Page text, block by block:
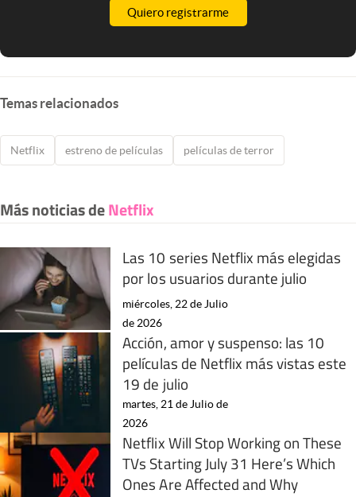
Quiero registrarme
Temas relacionados
Netflix estreno de películas películas de terror
Más noticias deNetflix
Las 10 series Netflix más elegidas
por los usuarios durante julio
miércoles, 22 de Julio
de 2026
Acción, amor y suspenso: las 10
películas de Netflix más vistas este
19 de julio
martes, 21 de Julio de
2026
Netflix Will Stop Working on These
TVs Starting July 31 Here’s Which
Ones Are Affected and Why